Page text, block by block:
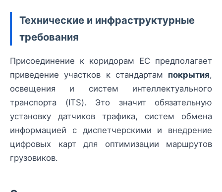
Технические и инфраструктурные
требования
Присоединение к коридорам ЕС предполагает
приведение участков к стандартам покрытия,
освещения и систем интеллектуального
транспорта (ITS). Это значит обязательную
установку датчиков трафика, систем обмена
информацией с диспетчерскими и внедрение
цифровых карт для оптимизации маршрутов
грузовиков.